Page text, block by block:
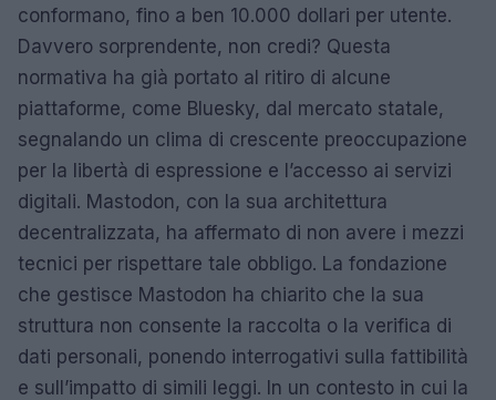
conformano, fino a ben 10.000 dollari per utente.
Davvero sorprendente, non credi? Questa
normativa ha già portato al ritiro di alcune
piattaforme, come Bluesky, dal mercato statale,
segnalando un clima di crescente preoccupazione
per la libertà di espressione e l’accesso ai servizi
digitali. Mastodon, con la sua architettura
decentralizzata, ha affermato di non avere i mezzi
tecnici per rispettare tale obbligo. La fondazione
che gestisce Mastodon ha chiarito che la sua
struttura non consente la raccolta o la verifica di
dati personali, ponendo interrogativi sulla fattibilità
e sull’impatto di simili leggi. In un contesto in cui la